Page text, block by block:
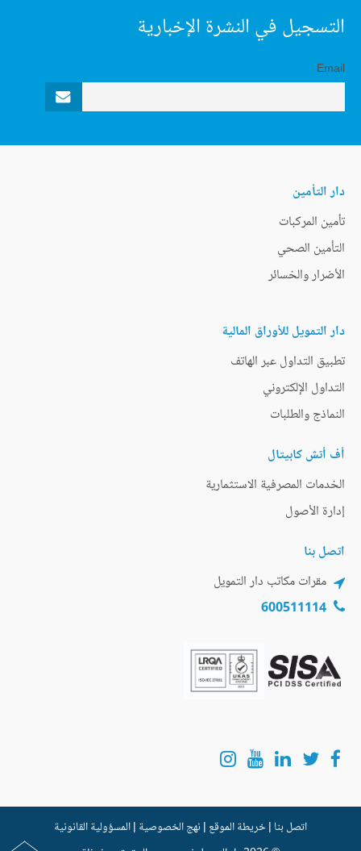
التسجيل في النشرة الإخبارية
Email
دار التأمين
تأمين المركبات
التأمين الصحي
الأضرار والخسائر
دار التمويل للأوراق المالية
تطبيق التداول عبر الهاتف
التداول الإلكتروني
النماذج والطلبات
أف أتش كابيتال
الخدمات المصرفية الاستثمارية
إدارة الأصول
اتصل بنا
مقرات مكاتب دار التمويل
600511114
اتصل بنا |خريطة الموقع |نهج الخصوصية |المسؤولية القانونية